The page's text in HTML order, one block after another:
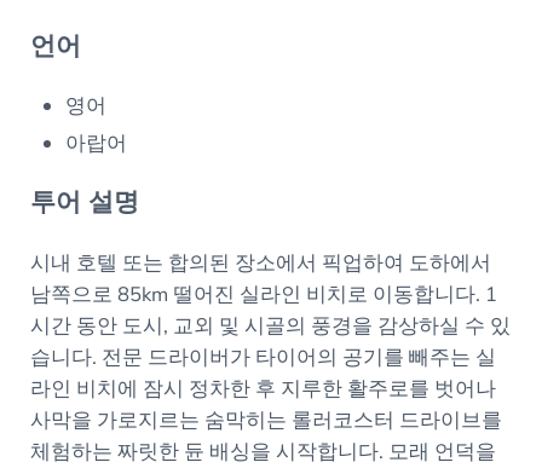
언어
영어
아랍어
투어 설명
시내 호텔 또는 합의된 장소에서 픽업하여 도하에서
남쪽으로 85km 떨어진 실라인 비치로 이동합니다. 1
시간 동안 도시, 교외 및 시골의 풍경을 감상하실 수 있
습니다. 전문 드라이버가 타이어의 공기를 빼주는 실
라인 비치에 잠시 정차한 후 지루한 활주로를 벗어나
사막을 가로지르는 숨막히는 롤러코스터 드라이브를
체험하는 짜릿한 듄 배싱을 시작합니다. 모래 언덕을